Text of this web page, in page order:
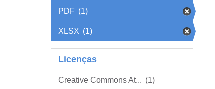
PDF (1)
XLSX (1)
Licenças
Creative Commons At... (1)